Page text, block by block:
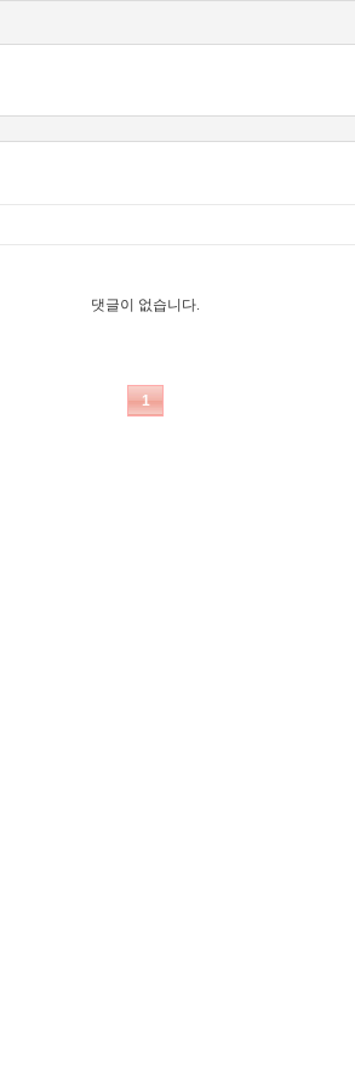
댓글이 없습니다.
1